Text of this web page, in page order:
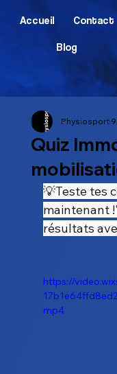
Accueil Contact
Blog
Quiz
Physiosport9
💡Teste tes
maintenant
résultats
https://
mp4